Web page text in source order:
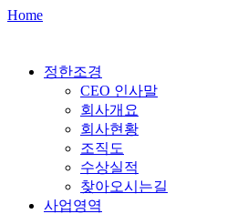
Home
정한조경
CEO 인사말
회사개요
회사현황
조직도
수상실적
찾아오시는길
사업영역